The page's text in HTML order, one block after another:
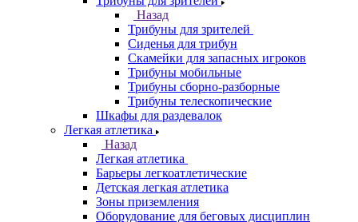
Назад
Трибуны для зрителей
Сиденья для трибун
Скамейки для запасных игроков
Трибуны мобильные
Трибуны сборно-разборные
Трибуны телескопические
Шкафы для раздевалок
Легкая атлетика
Назад
Легкая атлетика
Барьеры легкоатлетические
Детская легкая атлетика
Зоны приземления
Оборудование для беговых дисциплин